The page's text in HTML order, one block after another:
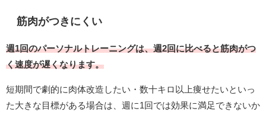
筋肉がつきにくい
週1回のパーソナルトレーニングは、週2回に比べると筋肉がつ
く速度が遅くなります。
短期間で劇的に肉体改造したい・数十キロ以上痩せたいといっ
た大きな目標がある場合は、週に1回では効果に満足できないか